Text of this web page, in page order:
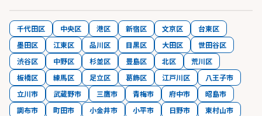
千代田区 中央区 港区 新宿区 文京区
台東区
墨田区
江東区 品川区 目黒区 大田区
世田谷区
渋谷区
中野区 杉並区 豊島区 北区
荒川区
板橋区
練馬区 足立区 葛飾区 江戸川区
八王子市
立川市
武蔵野市 三鷹市 青梅市 府中市
昭島市
調布市
町田市 小金井市 小平市 日野市
東村山市